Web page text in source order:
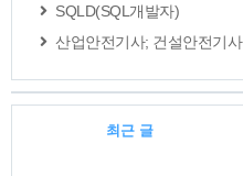
SQLD(SQL개발자)
산업안전기사; 건설안전기사
최근 글